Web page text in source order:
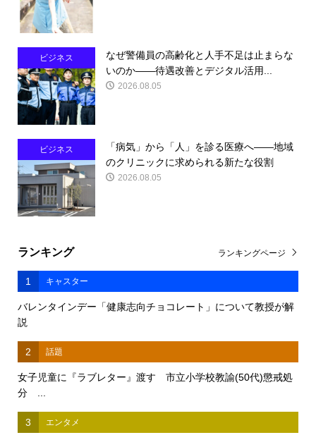
ビジネス
なぜ警備員の高齢化と人手不足は止まらな
いのか――待遇改善とデジタル活用...
2026.08.05
ビジネス
「病気」から「人」を診る医療へ――地域
のクリニックに求められる新たな役割
2026.08.05
ランキング
1 キャスター
バレンタインデー「健康志向チョコレート」について教授が解
説
2 話題
女子児童に『ラブレター』渡す 市立小学校教諭(50代)懲戒処
分 ...
3 エンタメ
ランキングページ